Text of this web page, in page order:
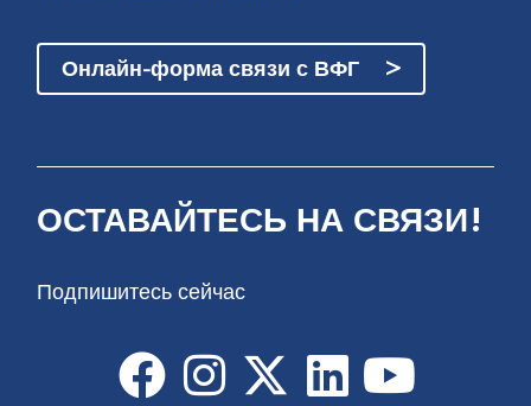
Онлайн-форма связи с ВФГ >
ОСТАВАЙТЕСЬ НА СВЯЗИ!
Подпишитесь сейчас